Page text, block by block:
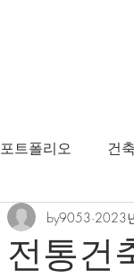
포트폴리오 건
전통건
by9053 2023